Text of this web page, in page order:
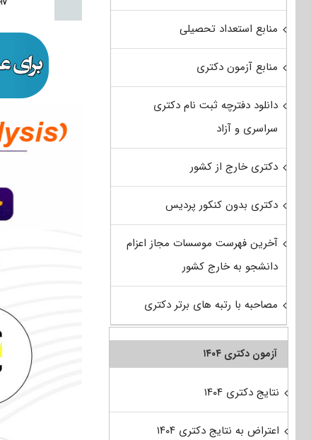
منابع استعداد تحصیلی
منابع آزمون دکتری
دانلود دفترچه ثبت نام دکتری
سراسری و آزاد
دکتری خارج از کشور
دکتری بدون کنکور پردیس
آخرین فهرست موسسات مجاز اعزام
دانشجو به خارج کشور
مصاحبه با رتبه های برتر دکتری
آزمون دکتری ۱۴۰۴
نتایج دکتری ۱۴۰۴
اعتراض به نتایج دکتری ۱۴۰۴